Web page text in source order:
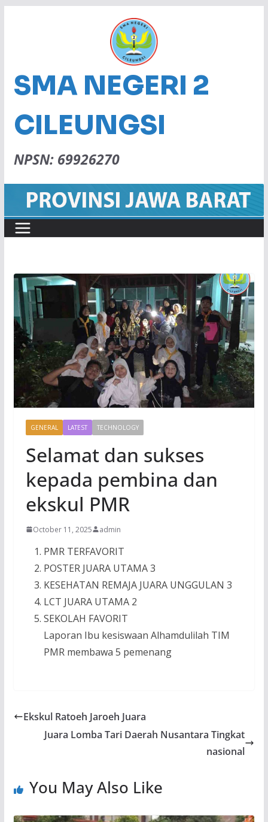
SMA NEGERI 2
CILEUNGSI
NPSN: 69926270
GENERAL LATEST TECHNOLOGY
Selamat dan sukses
kepada pembina dan
ekskul PMR
October 11, 2025 admin
PMR TERFAVORIT
POSTER JUARA UTAMA 3
KESEHATAN REMAJA JUARA UNGGULAN 3
LCT JUARA UTAMA 2
SEKOLAH FAVORIT
Laporan Ibu kesiswaan Alhamdulilah TIM
PMR membawa 5 pemenang
Ekskul Ratoeh Jaroeh Juara
Juara Lomba Tari Daerah Nusantara Tingkat
nasional
You May Also Like